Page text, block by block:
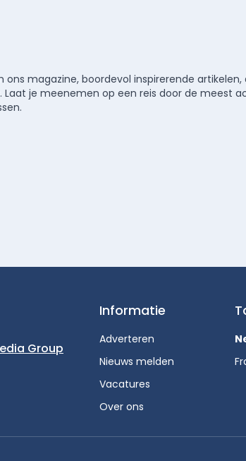
magazine, boordevol inspirerende artikelen,
Laat je meenemen op een reis door de meest
Group
Informatie
Adverteren
Nieuws melden
Vacatures
Over ons